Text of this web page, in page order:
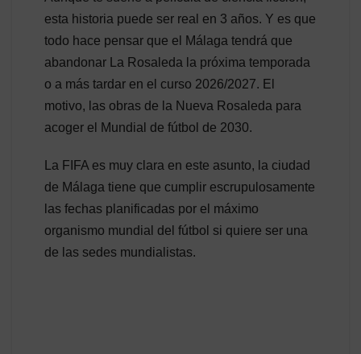
esta historia puede ser real en 3 años. Y es que
todo hace pensar que el Málaga tendrá que
abandonar La Rosaleda la próxima temporada
o a más tardar en el curso 2026/2027. El
motivo, las obras de la Nueva Rosaleda para
acoger el Mundial de fútbol de 2030.
La FIFA es muy clara en este asunto, la ciudad
de Málaga tiene que cumplir escrupulosamente
las fechas planificadas por el máximo
organismo mundial del fútbol si quiere ser una
de las sedes mundialistas.